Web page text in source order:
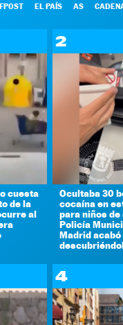
EL PAÍS AS
cuesta
de la
al
2
Ocultaba 30
cocaína en
para niños
Policía
Madrid acabó
4